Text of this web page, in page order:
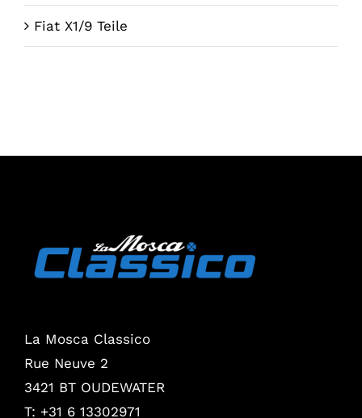
Fiat X1/9 Teile
La Mosca Classico
Rue Neuve 2
3421 BT OUDEWATER
T: +31 6 13302971